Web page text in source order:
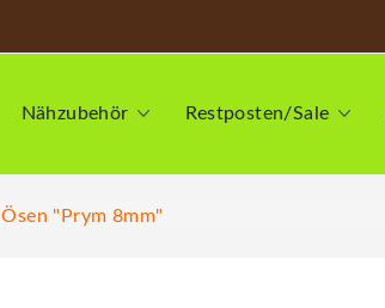
Nähzubehör Restposten/Sale
Ösen "Prym 8mm"